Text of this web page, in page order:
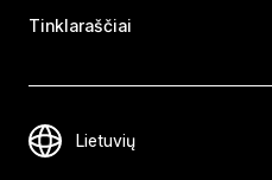
Tinklaraščiai